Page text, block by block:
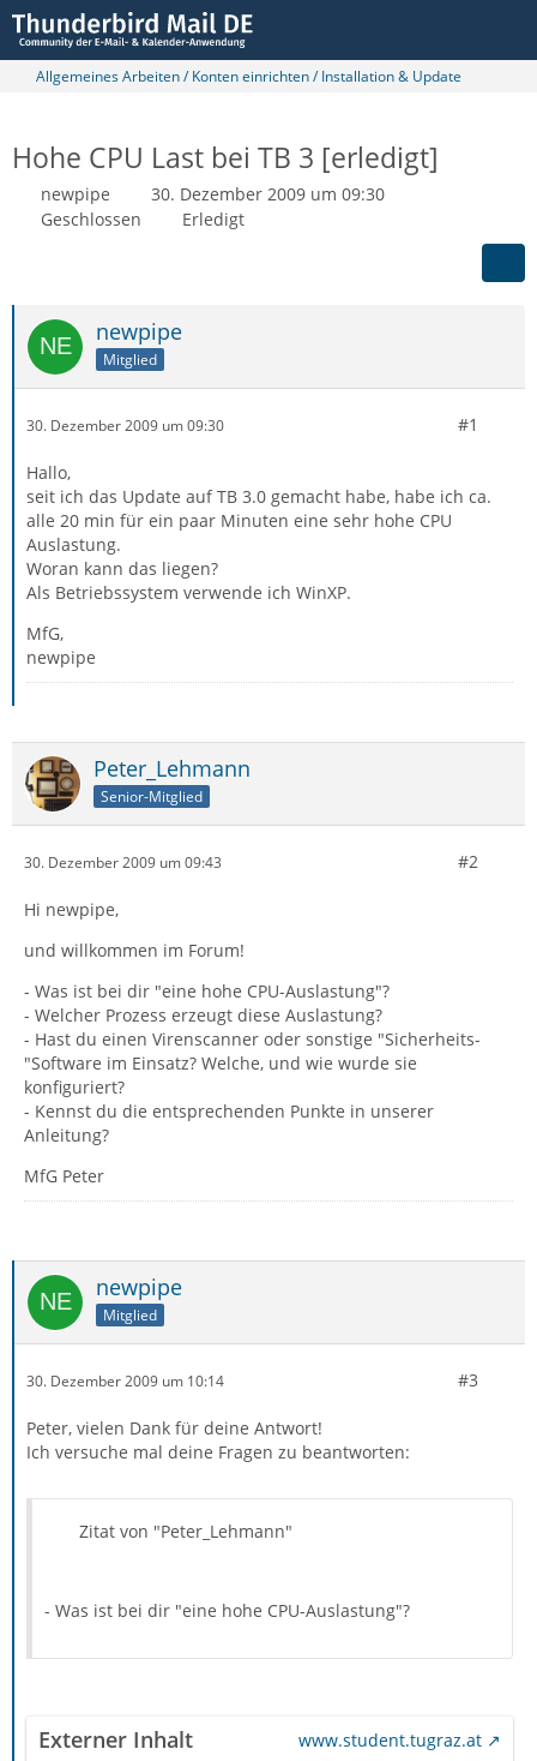
Allgemeines Arbeiten / Konten einrichten / Installation & Update
Hohe CPU Last bei TB 3 [erledigt]
newpipe
30. Dezember 2009 um 09:30
Geschlossen
Erledigt
newpipe
Mitglied
30. Dezember 2009 um 09:30 #1
Hallo,
seit ich das Update auf TB 3.0 gemacht habe, habe ich ca.
alle 20 min für ein paar Minuten eine sehr hohe CPU
Auslastung.
Woran kann das liegen?
Als Betriebssystem verwende ich WinXP.
MfG,
newpipe
Peter_Lehmann
Senior-Mitglied
30. Dezember 2009 um 09:43 #2
Hi newpipe,
und willkommen im Forum!
- Was ist bei dir "eine hohe CPU-Auslastung"?
- Welcher Prozess erzeugt diese Auslastung?
- Hast du einen Virenscanner oder sonstige "Sicherheits-
"Software im Einsatz? Welche, und wie wurde sie
konfiguriert?
- Kennst du die entsprechenden Punkte in unserer
Anleitung?
MfG Peter
newpipe
Mitglied
30. Dezember 2009 um 10:14 #3
Peter, vielen Dank für deine Antwort!
Ich versuche mal deine Fragen zu beantworten:
Zitat von "Peter_Lehmann"
- Was ist bei dir "eine hohe CPU-Auslastung"?
Externer Inhalt
www.student.tugraz.at